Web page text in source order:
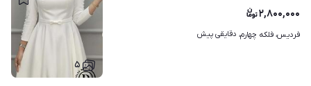
۵
۲,۸۰۰,۰۰۰
فردیس، فلکه چهارم، دقایقی پیش